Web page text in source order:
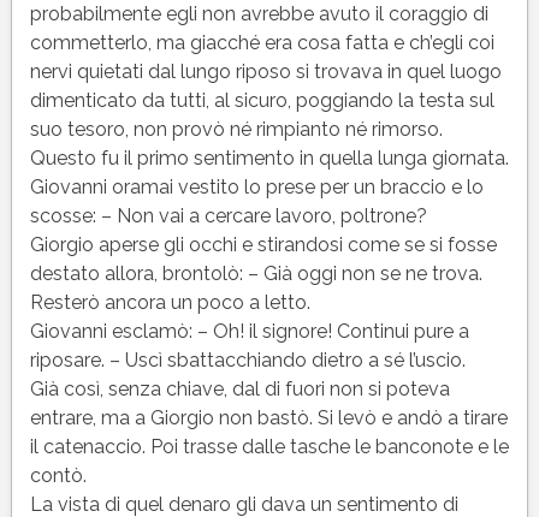
probabilmente egli non avrebbe avuto il coraggio di
commetterlo, ma giacché era cosa fatta e ch’egli coi
nervi quietati dal lungo riposo si trovava in quel luogo
dimenticato da tutti, al sicuro, poggiando la testa sul
suo tesoro, non provò né rimpianto né rimorso.
Questo fu il primo sentimento in quella lunga giornata.
Giovanni oramai vestito lo prese per un braccio e lo
scosse: – Non vai a cercare lavoro, poltrone?
Giorgio aperse gli occhi e stirandosi come se si fosse
destato allora, brontolò: – Già oggi non se ne trova.
Resterò ancora un poco a letto.
Giovanni esclamò: – Oh! il signore! Continui pure a
riposare. – Uscì sbattacchiando dietro a sé l’uscio.
Già così, senza chiave, dal di fuori non si poteva
entrare, ma a Giorgio non bastò. Si levò e andò a tirare
il catenaccio. Poi trasse dalle tasche le banconote e le
contò.
La vista di quel denaro gli dava un sentimento di